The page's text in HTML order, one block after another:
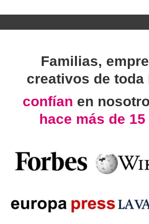
Familias,
creativos de toda
confían en
hace más de